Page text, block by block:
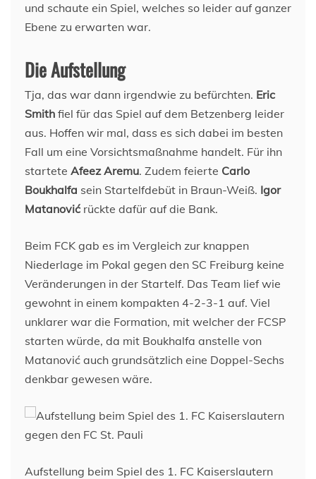
und schaute ein Spiel, welches so leider auf ganzer
Ebene zu erwarten war.
Die Aufstellung
Tja, das war dann irgendwie zu befürchten. Eric
Smith fiel für das Spiel auf dem Betzenberg leider
aus. Hoffen wir mal, dass es sich dabei im besten
Fall um eine Vorsichtsmaßnahme handelt. Für ihn
startete Afeez Aremu. Zudem feierte Carlo
Boukhalfa sein Startelfdebüt in Braun-Weiß. Igor
Matanović rückte dafür auf die Bank.
Beim FCK gab es im Vergleich zur knappen
Niederlage im Pokal gegen den SC Freiburg keine
Veränderungen in der Startelf. Das Team lief wie
gewohnt in einem kompakten 4-2-3-1 auf. Viel
unklarer war die Formation, mit welcher der FCSP
starten würde, da mit Boukhalfa anstelle von
Matanović auch grundsätzlich eine Doppel-Sechs
denkbar gewesen wäre.
Aufstellung beim Spiel des 1. FC Kaiserslautern